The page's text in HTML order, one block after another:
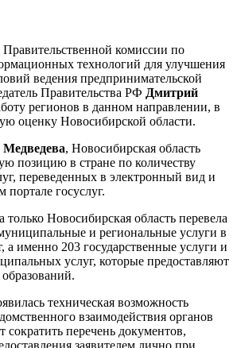
комиссии по
технологий для улучшения
ведения предпринимательской
Правительства РФ Дмитрий
регионов в данном направлении, в
оценку Новосибирской области.
, Новосибирская область
позицию в стране по количеству
переведенных в электронный вид и
госуслуг.
Новосибирская область перевела
и региональные услуги в
а именно 203 государственные услуги и
услуг, которые предоставляют
техническая возможность
взаимодействия органов
сократить перечень документов,
заявителем лично при